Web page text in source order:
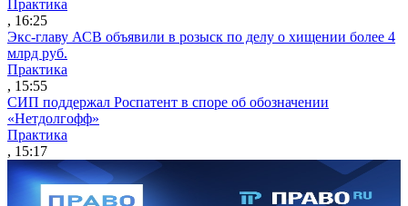
Практика
, 16:25
Экс-главу АСВ объявили в розыск по делу о хищении более 4
млрд руб.
Практика
, 15:55
СИП поддержал Роспатент в споре об обозначении
«Нетдолгофф»
Практика
, 15:17